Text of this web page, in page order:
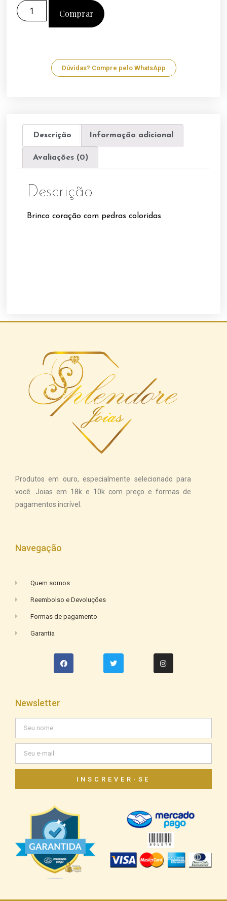
Comprar
Dúvidas? Compre pelo WhatsApp
Descrição Informação adicional
Avaliações (0)
Descrição
Brinco coração com pedras coloridas
Produtos em ouro, especialmente selecionado para
você. Joias em 18k e 10k com preço e formas de
pagamentos incrível.
Navegação
Quem somos
Reembolso e Devoluções
Formas de pagamento
Garantia
Newsletter
INSCREVER-SE